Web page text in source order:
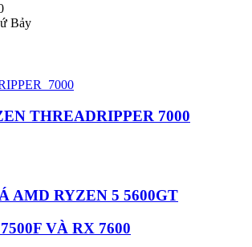
Bảy
THREADRIPPER 7000
AMD RYZEN 5 5600GT
VÀ RX 7600